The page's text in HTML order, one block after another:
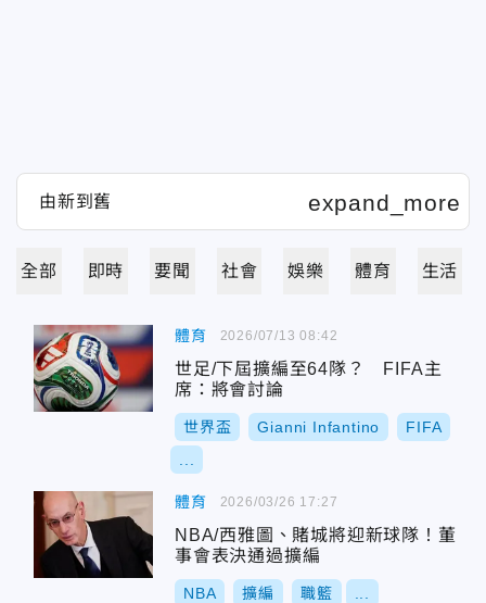
全部 即時 要聞 社會 娛樂 體育 生活
體育
世足/下屆擴編至64隊？ FIFA主
席：將會討論
世界盃 Gianni Infantino FIFA
2026/07/13 08:42
體育
NBA/西雅圖、賭城將迎新球隊！董
事會表決通過擴編
NBA 擴編 職籃
2026/03/26 17:27